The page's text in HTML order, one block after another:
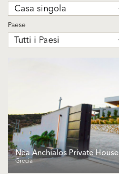
Casa singola
Paese
Tutti i Paesi
Nea Anchialos Private House
Grecia